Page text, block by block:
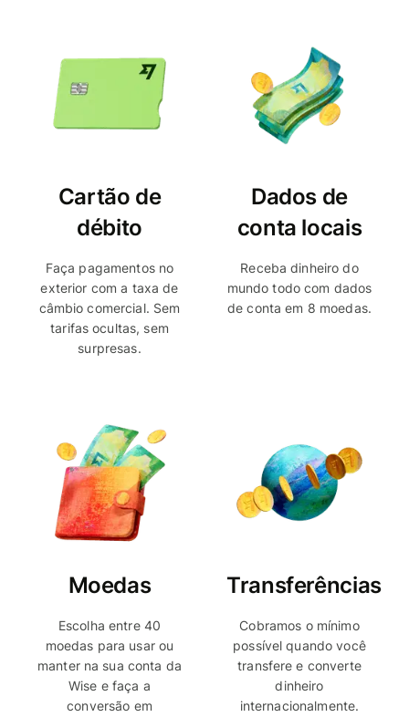
Cartão de
débito
Faça pagamentos no
exterior com a taxa de
câmbio comercial. Sem
tarifas ocultas, sem
surpresas.
Dados de
conta locais
Receba dinheiro do
mundo todo com dados
de conta em 8 moedas.
Moedas
Escolha entre 40
moedas para usar ou
manter na sua conta da
Wise e faça a
conversão em
Transferências
Cobramos o mínimo
possível quando você
transfere e converte
dinheiro
internacionalmente.